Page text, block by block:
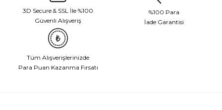
3D Secure & SSL İle %100
Güvenli Alışveriş
%100 Para
İade Garantisi
Tüm Alışverişlerinizde
Para Puan Kazanma Fırsatı